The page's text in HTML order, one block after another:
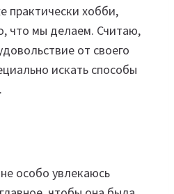
практически хобби,
что мы делаем. Считаю,
от своего
искать способы
особо увлекаюсь